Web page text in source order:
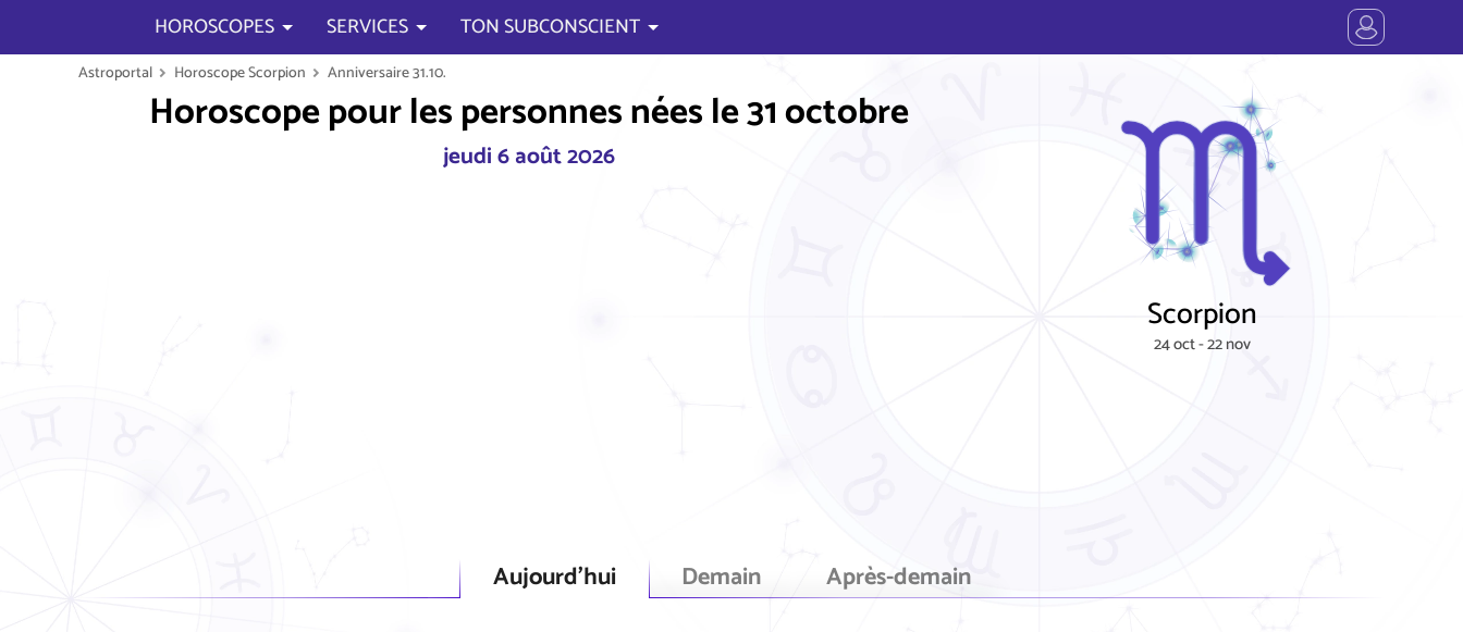
HOROSCOPES SERVICES TON SUBCONSCIENT
Astroportal Horoscope Scorpion Anniversaire 31.10.
Horoscope pour les personnes nées le 31 octobre
jeudi 6 août 2026
Scorpion
24 oct - 22 nov
Aujourd'hui Demain Après-demain